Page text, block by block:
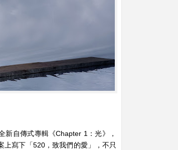
新自傳式專輯《Chapter 1：光》，
寫下「520，致我們的愛」，不只